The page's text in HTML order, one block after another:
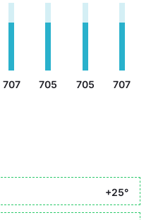
707 705 705 707
+25°